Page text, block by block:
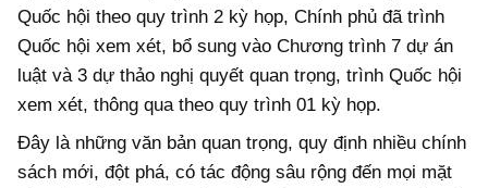
Quốc hội theo quy trình 2 kỳ họp, Chính phủ đã trình
Quốc hội xem xét, bổ sung vào Chương trình 7 dự án
luật và 3 dự thảo nghị quyết quan trọng, trình Quốc hội
xem xét, thông qua theo quy trình 01 kỳ họp.
Đây là những văn bản quan trọng, quy định nhiều chính
sách mới, đột phá, có tác động sâu rộng đến mọi mặt